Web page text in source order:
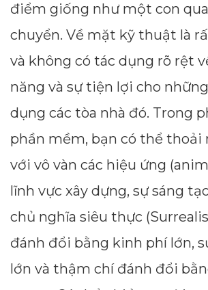
điểm giống như một con
chuyển. Về mặt kỹ thuật là
và không có tác dụng rõ rệt
năng và sự tiện lợi cho
dụng các tòa nhà đó. Trong
phần mềm, bạn có thể thoải
với vô vàn các hiệu ứng
lĩnh vực xây dựng, sự sáng
chủ nghĩa siêu thực
đánh đổi bằng kinh phí lớn,
lớn và thậm chí đánh đổi